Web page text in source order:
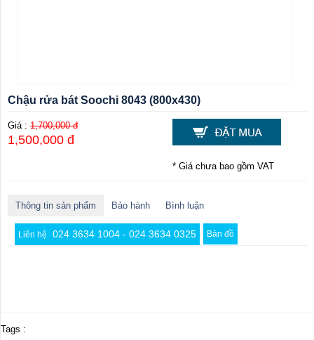
Chậu rửa bát Soochi 8043 (800x430)
Giá : 1,700,000 đ
1,500,000 đ
* Giá chưa bao gồm VAT
Thông tin sản phẩm Bảo hành Bình luận
Liên hệ 024 3634 1004 - 024 3634 0325 Bản đồ
Tags :